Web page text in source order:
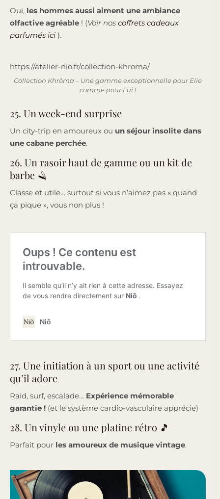
Oui, les hommes aussi aiment une ambiance
olfactive agréable ! (Voir nos coffrets cadeaux
parfumés ici ).
https://atelier-nio.fr/collection-khroma/
Collection Khrôma – Une gamme exceptionnelle pour Elle
comme pour Lui !
25. Un week-end surprise
Un city-trip en amoureux ou un séjour insolite dans
une cabane perchée.
26. Un rasoir haut de gamme ou un kit de
barbe 🪒
Classe et utile… surtout si vous n’aimez pas « quand
ça pique », vous non plus !
27. Une initiation à un sport ou une activité
qu’il adore
Raid, surf, escalade… Expérience mémorable
garantie ! (et le système cardio-vasculaire apprécie)
28. Un vinyle ou une platine rétro 🎵
Parfait pour les amoureux de musique vintage.